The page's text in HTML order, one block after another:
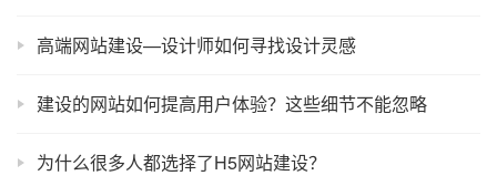
高端网站建设—设计师如何寻找设计灵感
建设的网站如何提高用户体验？这些细节不能忽略
为什么很多人都选择了H5网站建设？